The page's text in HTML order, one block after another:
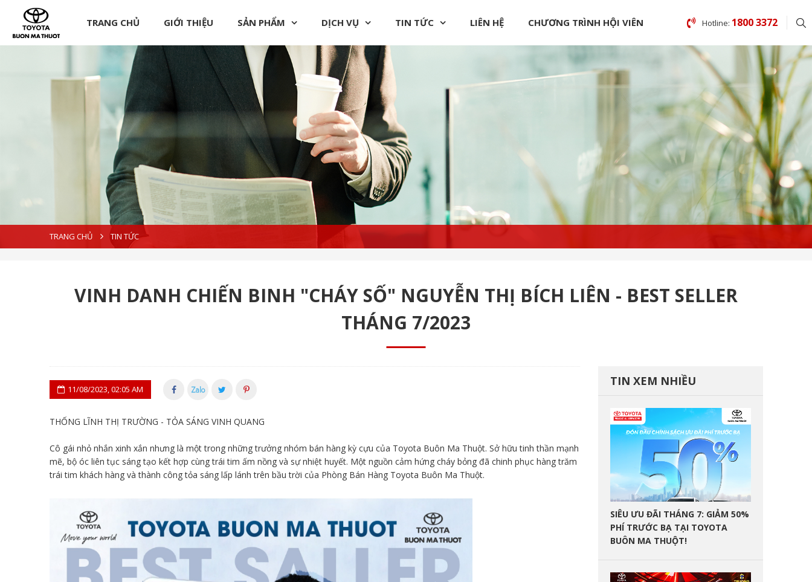
TRANG CHỦ GIỚI THIỆU SẢN PHẨM DỊCH VỤ TIN TỨC LIÊN HỆ CHƯƠNG TRÌNH HỘI VIÊN Hotline: 1800 3372
TRANG CHỦ TIN TỨC
VINH DANH CHIẾN BINH "CHÁY SỐ" NGUYỄN THỊ BÍCH LIÊN - BEST SELLER
THÁNG 7/2023
11/08/2023, 02:05 AM
THỐNG LĨNH THỊ TRƯỜNG - TỎA SÁNG VINH QUANG
Cô gái nhỏ nhắn xinh xắn nhưng là một trong những trưởng nhóm bán hàng kỳ cựu của Toyota Buôn Ma Thuột. Sở hữu tinh thần mạnh
mẽ, bộ óc liên tục sáng tạo kết hợp cùng trái tim ấm nồng và sự nhiệt huyết. Một nguồn cảm hứng cháy bỏng đã chinh phục hàng trăm
trái tim khách hàng và thành công tỏa sáng lấp lánh trên bầu trời của Phòng Bán Hàng Toyota Buôn Ma Thuột.
TIN XEM NHIỀU
SIÊU ƯU ĐÃI THÁNG 7: GIẢM 50%
PHÍ TRƯỚC BẠ TẠI TOYOTA
BUÔN MA THUỘT!